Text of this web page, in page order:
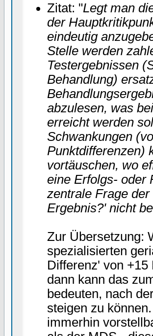
Zitat: "Legt man
der
eindeutig
Stelle werden
Testergebnissen
Behandlung)
abzulesen, was
erreicht werden
Schwankungen
Punktdifferenzen)
vortäuschen, wo
eine Erfolgs- oder
zentrale Frage
Ergebnis?' nicht
Zur Übersetzung:
spezialisierten
Differenz' von
dann kann das
bedeuten, nach
steigen zu
immerhin